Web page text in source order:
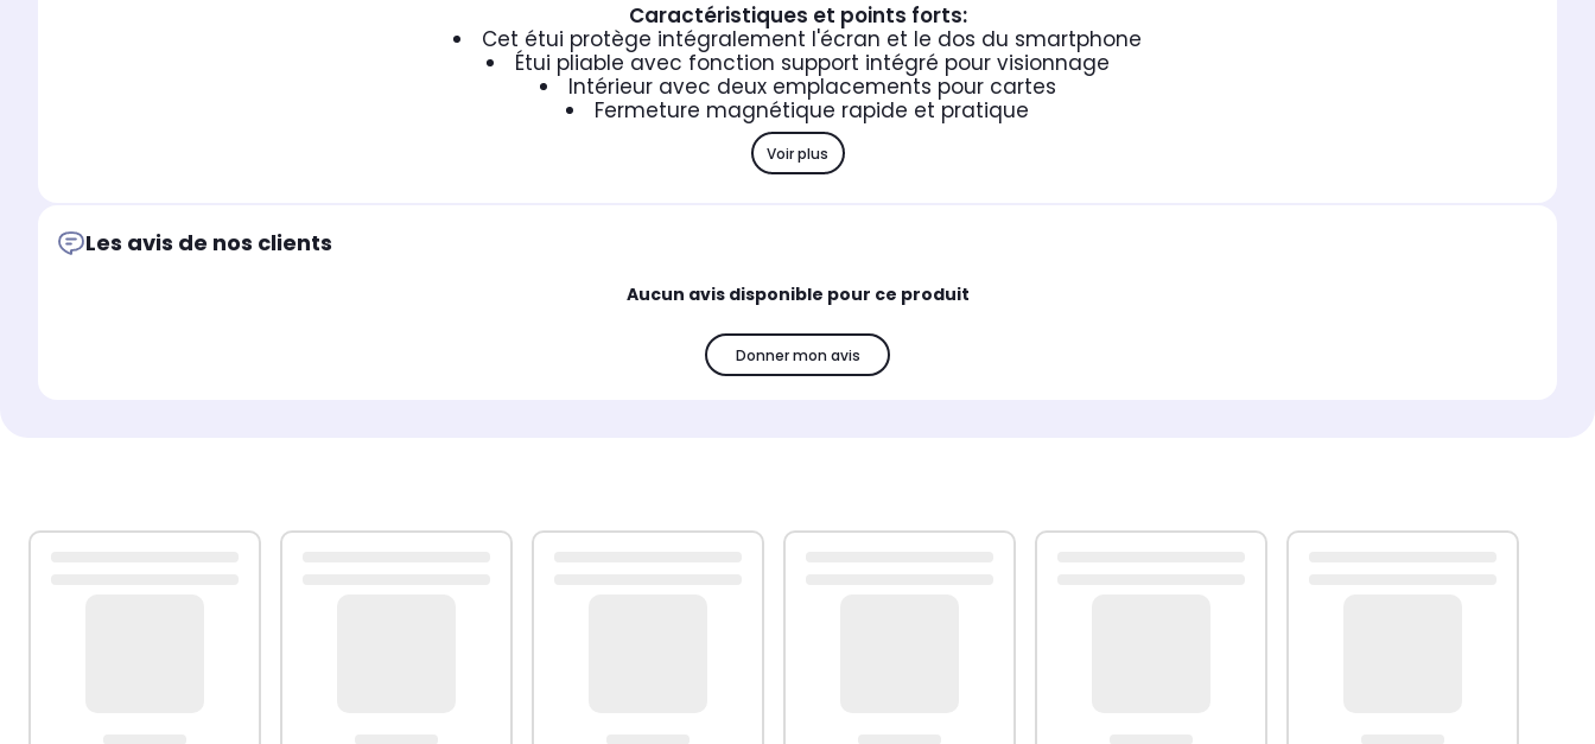
Caractéristiques et points forts:
Cet étui protège intégralement l'écran et le dos du smartphone
Étui pliable avec fonction support intégré pour visionnage
Intérieur avec deux emplacements pour cartes
Fermeture magnétique rapide et pratique
Voir plus
Les avis de nos clients
Aucun avis disponible pour ce produit
Donner mon avis